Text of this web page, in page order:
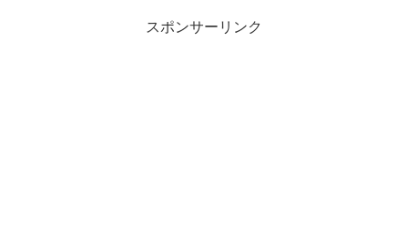
スポンサーリンク